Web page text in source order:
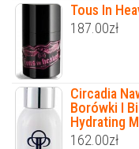
Tous In
187.00zł
Circadia
Borówki I
Hydrating
162.00zł